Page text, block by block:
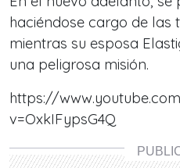
haciéndose cargo de las
mientras su esposa
una peligrosa misión.
https://
v=OxkIFypsG4Q